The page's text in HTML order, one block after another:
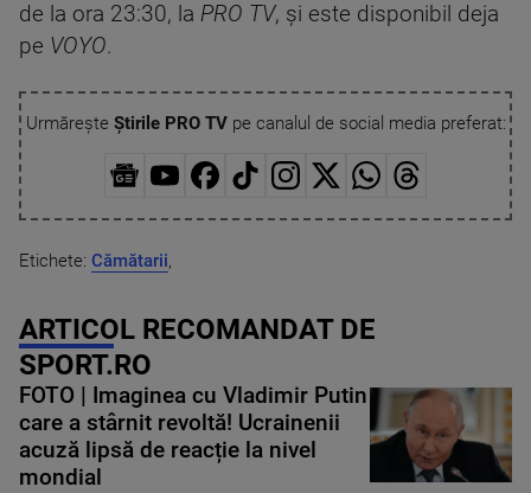
de la ora 23:30, la PRO TV, și este disponibil deja
pe VOYO.
Urmărește Știrile PRO TVpe canalul de social media preferat:
Etichete: Cămătarii,
ARTICOL RECOMANDAT DE
SPORT.RO
FOTO | Imaginea cu Vladimir Putin
care a stârnit revoltă! Ucrainenii
acuză lipsă de reacție la nivel
mondial